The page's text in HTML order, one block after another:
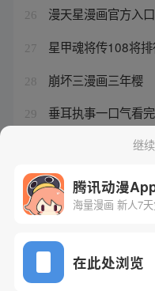
26 漫天星漫画官方入口
27 星甲魂将传108将
28 崩坏三漫画三年樱
29 垂耳执事一口气看
穿成男主的恶毒师尊
继
腾讯动漫
海量漫画 新人7
在此处浏览
网站备案/许可
Copyright©1998 -